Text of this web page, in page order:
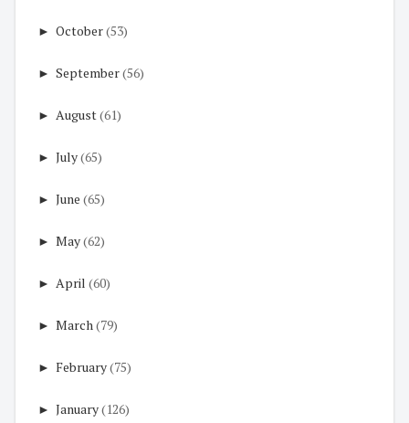
► October(53)
► September(56)
► August(61)
► July(65)
► June (65)
► May(62)
► April (60)
► March(79)
► February(75)
► January(126)